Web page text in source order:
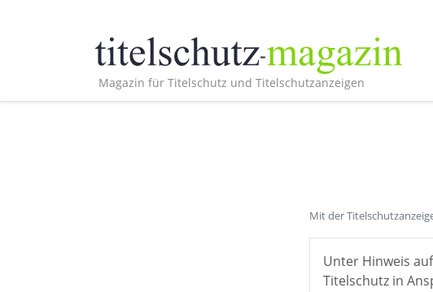
Magazin für Titelschutz und Titelschutzanzeigen
Mit der
Unter Hinweis
Titelschutz in